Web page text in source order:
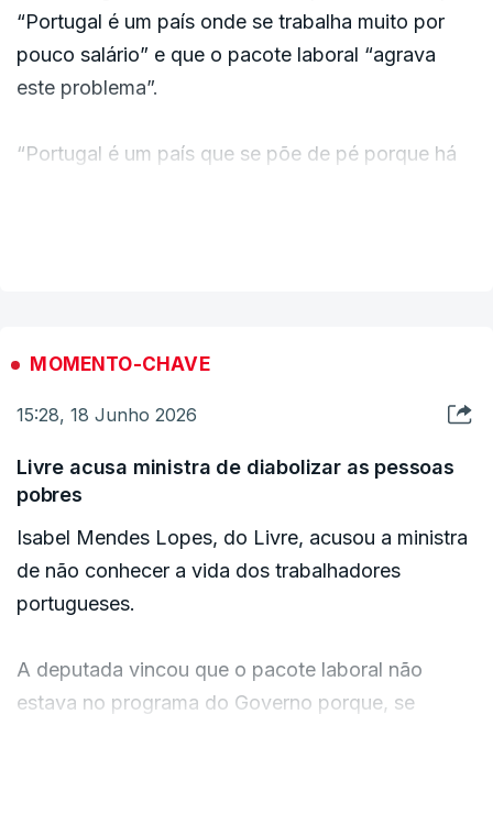
regulamentação.”
“Portugal é um país onde se trabalha muito por
pouco salário” e que o pacote laboral “agrava
este problema”.
“Portugal é um país que se põe de pé porque há
MOMENTO-CHAVE
15:28, 18 Junho 2026
Livre acusa ministra de diabolizar as pessoas
pobres
Isabel Mendes Lopes, do Livre, acusou a ministra
de não conhecer a vida dos trabalhadores
portugueses.
A deputada vincou que o pacote laboral não
estava no programa do Governo porque, se